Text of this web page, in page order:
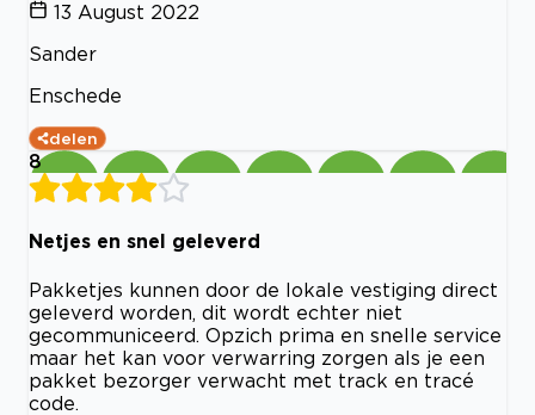
13 August 2022
Sander
Enschede
delen
8
Netjes en snel geleverd
Pakketjes kunnen door de lokale vestiging direct
geleverd worden, dit wordt echter niet
gecommuniceerd. Opzich prima en snelle service
maar het kan voor verwarring zorgen als je een
pakket bezorger verwacht met track en tracé
code.